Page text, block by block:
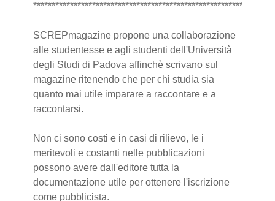
*************************************************************
SCREPmagazine propone una collaborazione
alle studentesse e agli studenti dell'Università
degli Studi di Padova affinchè scrivano sul
magazine ritenendo che per chi studia sia
quanto mai utile imparare a raccontare e a
raccontarsi.
Non ci sono costi e in casi di rilievo, le i
meritevoli e costanti nelle pubblicazioni
possono avere dall'editore tutta la
documentazione utile per ottenere l'iscrizione
come pubblicista.